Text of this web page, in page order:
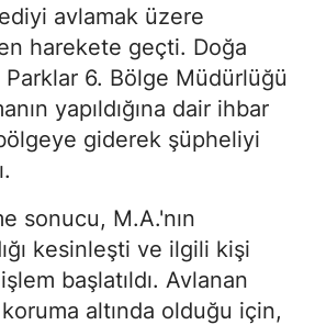
avlamak üzere
harekete geçti. Doğa
6. Bölge Müdürlüğü
yapıldığına dair ihbar
giderek şüpheliyi
sonucu, M.A.'nın
kesinleşti ve ilgili kişi
başlatıldı. Avlanan
altında olduğu için,